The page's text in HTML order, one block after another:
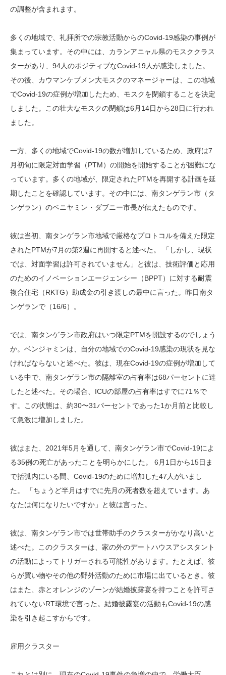
の調整が含まれます。
多くの地域で、礼拝所での宗教活動からのCovid-19感染の事例が
集まっています。その中には、カランアニャル県のモスククラス
ターがあり、94人のポジティブなCovid-19人が感染しました。
その後、カウマンケブメン大モスクのマネージャーは、この地域
でCovid-19の症例が増加したため、モスクを閉鎖することを決定
しました。この壮大なモスクの閉鎖は6月14日から28日に行われ
ました。
一方、多くの地域でCovid-19の数が増加しているため、政府は7
月初旬に限定対面学習（PTM）の開始を開始することが困難にな
っています。多くの地域が、限定されたPTMを再開する計画を延
期したことを確認しています。その中には、南タンゲラン市（タ
ンゲラン）のベニヤミン・ダブニー市長が伝えたものです。
彼は当初、南タンゲラン市地域で厳格なプロトコルを備えた限定
されたPTMが7月の第2週に再開すると述べた。 「しかし、現状
では、対面学習は許可されていません」と彼は、技術評価と応用
のためのイノベーションエージェンシー（BPPT）に対する耐震
複合住宅（RKTG）助成金の引き渡しの最中に言った。昨日南タ
ンゲランで（16/6）。
では、南タンゲラン市政府はいつ限定PTMを開設するのでしょう
か。ベンジャミンは、自分の地域でのCovid-19感染の現状を見な
ければならないと述べた。彼は、現在Covid-19の症例が増加して
いる中で、南タンゲラン市の隔離室の占有率は68パーセントに達
したと述べた。その場合、ICUの部屋の占有率はすでに71％で
す。この状態は、約30〜31パーセントであった1か月前と比較し
て急激に増加しました。
彼はまた、2021年5月を通して、南タンゲラン市でCovid-19によ
る35例の死亡があったことを明らかにした。 6月1日から15日ま
で括弧内にいる間、Covid-19のために増加した47人がいまし
た。 「ちょうど半月はすでに先月の死者数を超えています。あ
なたは何になりたいですか」と彼は言った。
彼は、南タンゲラン市では世帯助手のクラスターがかなり高いと
述べた。このクラスターは、家の外のデートハウスアシスタント
の活動によってトリガーされる可能性があります。たとえば、彼
らが買い物やその他の野外活動のために市場に出ているとき。彼
はまた、赤とオレンジのゾーンが結婚披露宴を持つことを許可さ
れていないRT環境で言った。結婚披露宴の活動もCovid-19の感
染を引き起こすからです。
雇用クラスター